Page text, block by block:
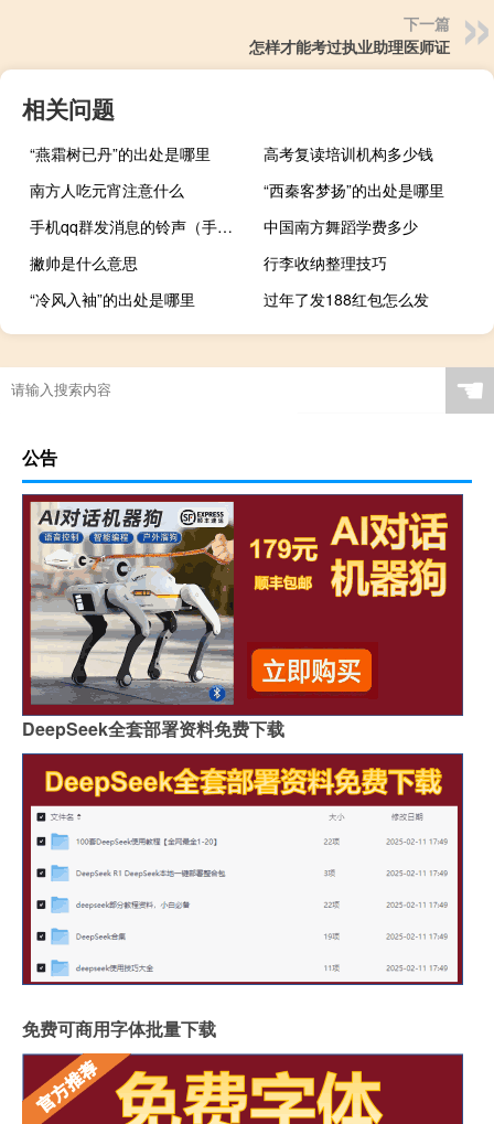
下一篇
怎样才能考过执业助理医师证
相关问题
“燕霜树已丹”的出处是哪里
高考复读培训机构多少钱
南方人吃元宵注意什么
“西秦客梦扬”的出处是哪里
手机qq群发消息的铃声（手机qq群发消息怎么发）
中国南方舞蹈学费多少
撇帅是什么意思
行李收纳整理技巧
“冷风入袖”的出处是哪里
过年了发188红包怎么发
☚
公告
DeepSeek全套部署资料免费下载
免费可商用字体批量下载